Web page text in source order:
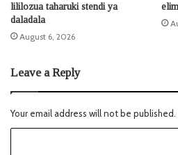
lililozua taharuki stendi ya
daladala
August 6, 2026
Leave a Reply
Your email address will not be published.